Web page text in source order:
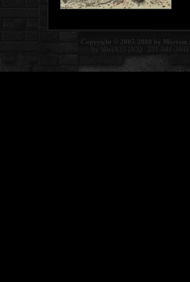
Copyright © 2005-2008 by Mortem
by MiraX33 [ICQ : 231-041-344]